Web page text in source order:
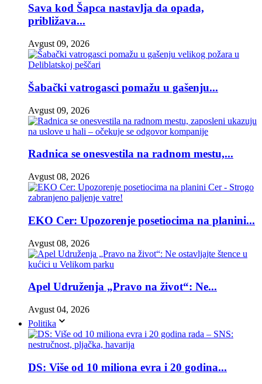
Sava kod Šapca nastavlja da opada,
približava...
Avgust 09, 2026
Šabački vatrogasci pomažu u gašenju...
Avgust 09, 2026
Radnica se onesvestila na radnom mestu,...
Avgust 08, 2026
EKO Cer: Upozorenje posetiocima na planini...
Avgust 08, 2026
Apel Udruženja „Pravo na život“: Ne...
Avgust 04, 2026
Politika
DS: Više od 10 miliona evra i 20 godina...